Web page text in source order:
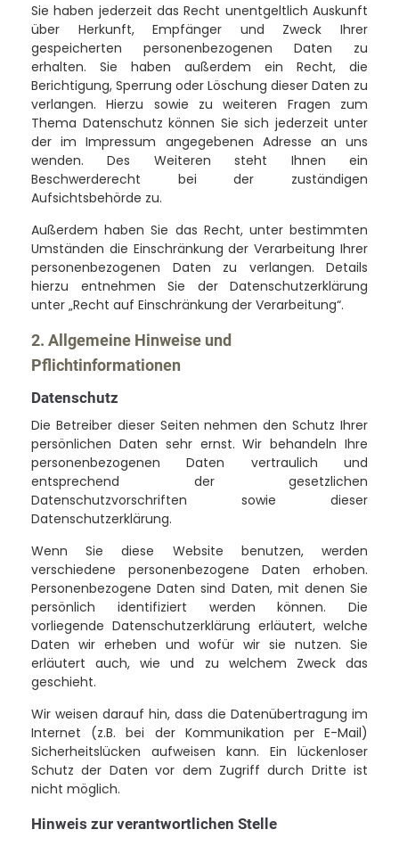
Sie haben jederzeit das Recht unentgeltlich Auskunft
über Herkunft, Empfänger und Zweck Ihrer
gespeicherten personenbezogenen Daten zu
erhalten. Sie haben außerdem ein Recht, die
Berichtigung, Sperrung oder Löschung dieser Daten zu
verlangen. Hierzu sowie zu weiteren Fragen zum
Thema Datenschutz können Sie sich jederzeit unter
der im Impressum angegebenen Adresse an uns
wenden. Des Weiteren steht Ihnen ein
Beschwerderecht bei der zuständigen
Aufsichtsbehörde zu.
Außerdem haben Sie das Recht, unter bestimmten
Umständen die Einschränkung der Verarbeitung Ihrer
personenbezogenen Daten zu verlangen. Details
hierzu entnehmen Sie der Datenschutzerklärung
unter „Recht auf Einschränkung der Verarbeitung“.
2. Allgemeine Hinweise und
Pflichtinformationen
Datenschutz
Die Betreiber dieser Seiten nehmen den Schutz Ihrer
persönlichen Daten sehr ernst. Wir behandeln Ihre
personenbezogenen Daten vertraulich und
entsprechend der gesetzlichen
Datenschutzvorschriften sowie dieser
Datenschutzerklärung.
Wenn Sie diese Website benutzen, werden
verschiedene personenbezogene Daten erhoben.
Personenbezogene Daten sind Daten, mit denen Sie
persönlich identifiziert werden können. Die
vorliegende Datenschutzerklärung erläutert, welche
Daten wir erheben und wofür wir sie nutzen. Sie
erläutert auch, wie und zu welchem Zweck das
geschieht.
Wir weisen darauf hin, dass die Datenübertragung im
Internet (z.B. bei der Kommunikation per E-Mail)
Sicherheitslücken aufweisen kann. Ein lückenloser
Schutz der Daten vor dem Zugriff durch Dritte ist
nicht möglich.
Hinweis zur verantwortlichen Stelle